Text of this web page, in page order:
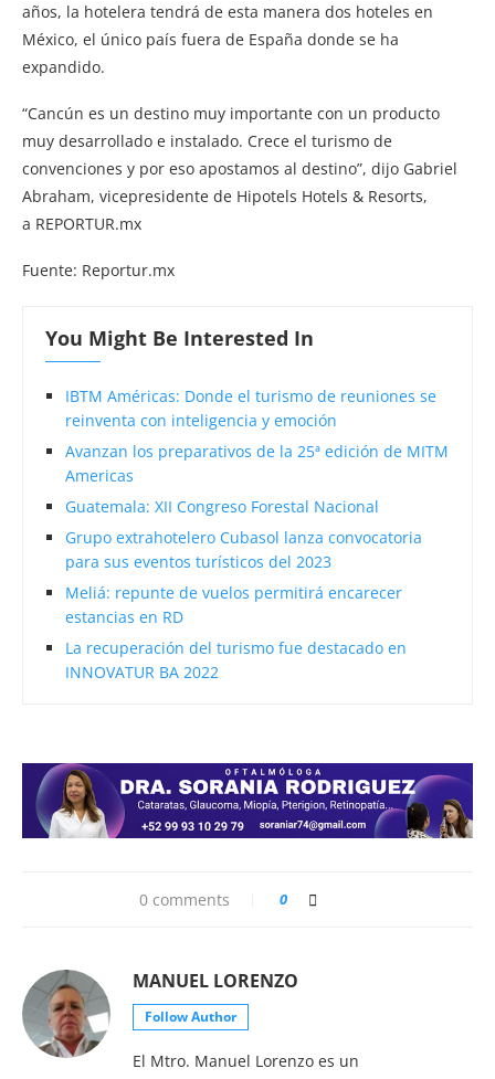
años, la hotelera tendrá de esta manera dos hoteles en
México, el único país fuera de España donde se ha
expandido.
“Cancún es un destino muy importante con un producto
muy desarrollado e instalado. Crece el turismo de
convenciones y por eso apostamos al destino”, dijo Gabriel
Abraham, vicepresidente de Hipotels Hotels & Resorts,
a REPORTUR.mx
Fuente: Reportur.mx
You Might Be Interested In
IBTM Américas: Donde el turismo de reuniones se
reinventa con inteligencia y emoción
Avanzan los preparativos de la 25ª edición de MITM
Americas
Guatemala: XII Congreso Forestal Nacional
Grupo extrahotelero Cubasol lanza convocatoria
para sus eventos turísticos del 2023
Meliá: repunte de vuelos permitirá encarecer
estancias en RD
La recuperación del turismo fue destacado en
INNOVATUR BA 2022
0 comments 0
MANUEL LORENZO
Follow Author
El Mtro. Manuel Lorenzo es un